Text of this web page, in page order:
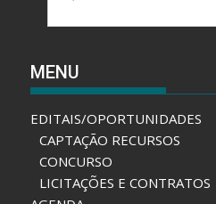
MENU
EDITAIS/OPORTUNIDADES
CAPTAÇÃO RECURSOS
CONCURSO
LICITAÇÕES E CONTRATOS